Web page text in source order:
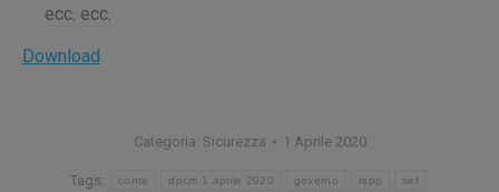
ecc. ecc.
Download
Categoria: Sicurezza 1 Aprile 2020
Tags: conte dpcm 1 aprile 2020 governo rspp sef